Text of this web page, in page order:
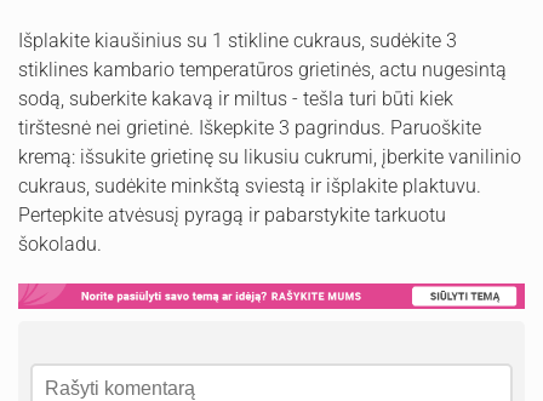
Išplakite kiaušinius su 1 stikline cukraus, sudėkite 3
stiklines kambario temperatūros grietinės, actu nugesintą
sodą, suberkite kakavą ir miltus - tešla turi būti kiek
tirštesnė nei grietinė. Iškepkite 3 pagrindus. Paruoškite
kremą: išsukite grietinę su likusiu cukrumi, įberkite vanilinio
cukraus, sudėkite minkštą sviestą ir išplakite plaktuvu.
Pertepkite atvėsusį pyragą ir pabarstykite tarkuotu
šokoladu.